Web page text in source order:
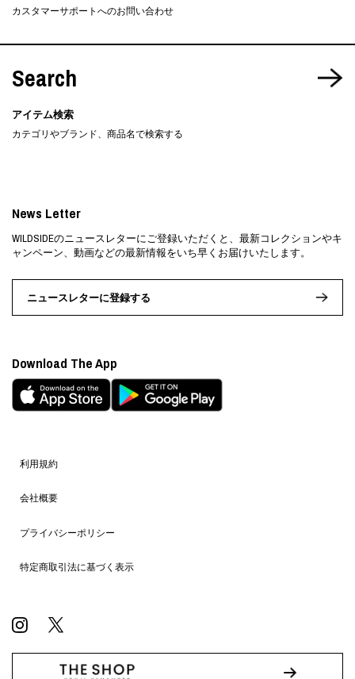
カスタマーサポートへのお問い合わせ
Search
アイテム検索
カテゴリやブランド、商品名で検索する
利用規約
会社概要
プライバシーポリシー
特定商取引法に基づく表示
News Letter
WILDSIDEのニュースレターにご登録いただくと、最新コレクションやキ
ャンペーン、動画などの最新情報をいち早くお届けいたします。
ニュースレターに登録する
Download The App